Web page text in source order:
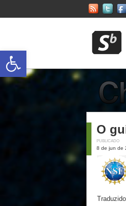
O
PUBLICADO
8 de jun de
Abrir a barra de